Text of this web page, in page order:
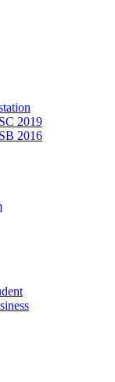
2019
2016